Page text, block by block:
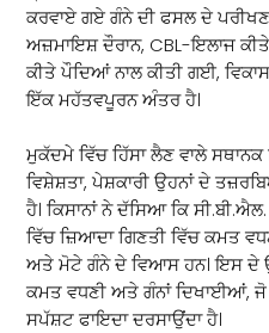
ਕਰਵਾਏ ਗਏ ਗੰਨੇ ਦੀ ਫਸਲ ਦੇ
ਅਜ਼ਮਾਇਸ਼ ਦੌਰਾਨ, CBL-ਇਲਾਜ
ਕੀਤੇ ਪੌਦਿਆਂ ਨਾਲ ਕੀਤੀ ਗਈ,
ਇੱਕ ਮਹੱਤਵਪੂਰਨ ਅੰਤਰ ਹੈ।
ਮੁਕੱਦਮੇ ਵਿੱਚ ਹਿੱਸਾ ਲੈਣ ਵਾਲੇ ਸਥਾਨਕ
ਵਿਸ਼ੇਸ਼ਤਾ, ਪੇਸ਼ਕਾਰੀ ਉਹਨਾਂ ਦੇ
ਹੈ। ਕਿਸਾਨਾਂ ਨੇ ਦੱਸਿਆ ਕਿ
ਵਿੱਚ ਜ਼ਿਆਦਾ ਗਿਣਤੀ ਵਿੱਚ ਕਮਤ
ਅਤੇ ਮੋਟੇ ਗੰਨੇ ਦੇ ਵਿਆਸ ਹਨ। ਇਸ ਦੇ
ਕਮਤ ਵਧਣੀ ਅਤੇ ਗੰਨਾਂ ਦਿਖਾਈਆਂ,
ਸਪੱਸ਼ਟ ਫਾਇਦਾ ਦਰਸਾਉਂਦਾ ਹੈ।